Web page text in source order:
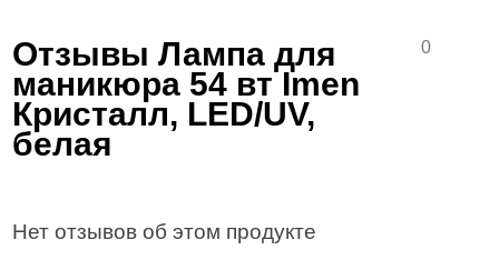
Отзывы Лампа для
маникюра 54 вт Imen
Кристалл, LED/UV,
белая
0
Нет отзывов об этом продукте